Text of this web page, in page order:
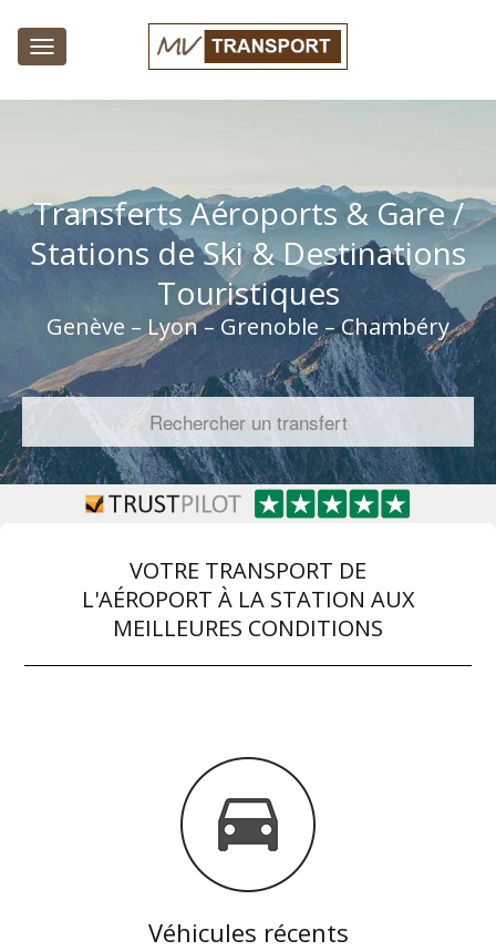
Toggle
navigation
Transferts Aéroports & Gare /
Stations de Ski & Destinations
Touristiques
Genève – Lyon – Grenoble – Chambéry
Rechercher un transfert
VOTRE TRANSPORT DE
L'AÉROPORT À LA STATION AUX
MEILLEURES CONDITIONS
Véhicules récents